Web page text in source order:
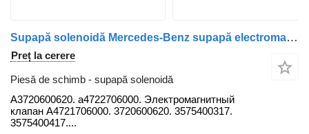
Supapă solenoidă Mercedes-Benz supapă electromagnetică a4721706000 3720600620 a4722706000 A3720600620. pentru autobuz Mercedes-Benz O405
Preț la cerere
Piesă de schimb - supapă solenoidă
А3720600620. а4722706000. Электромагнитный
клапан А4721706000. 3720600620. 3575400317.
3575400417....